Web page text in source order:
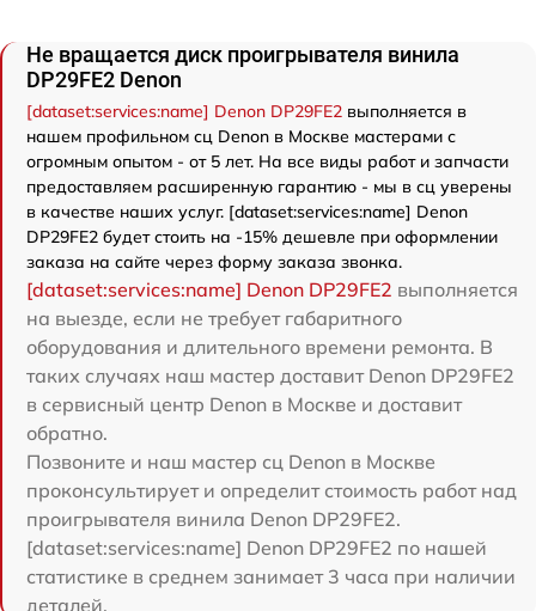
Не вращается диск проигрывателя винила
DP29FE2 Denon
[dataset:services:name] Denon DP29FE2 выполняется в
нашем профильном сц Denon в Москве мастерами с
огромным опытом - от 5 лет. На все виды работ и запчасти
предоставляем расширенную гарантию - мы в сц уверены
в качестве наших услуг. [dataset:services:name] Denon
DP29FE2 будет стоить на -15% дешевле при оформлении
заказа на сайте через форму заказа звонка.
[dataset:services:name] Denon DP29FE2 выполняется
на выезде, если не требует габаритного
оборудования и длительного времени ремонта. В
таких случаях наш мастер доставит Denon DP29FE2
в сервисный центр Denon в Москве и доставит
обратно.
Позвоните и наш мастер сц Denon в Москве
проконсультирует и определит стоимость работ над
проигрывателя винила Denon DP29FE2.
[dataset:services:name] Denon DP29FE2 по нашей
статистике в среднем занимает 3 часа при наличии
деталей.